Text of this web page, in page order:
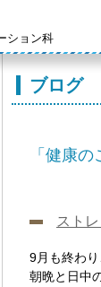
ション科
ブログ
「健康
スト
9月も終わり
朝晩と日中